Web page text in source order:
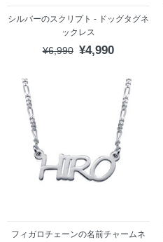
シルバーのスクリプト - ドッグタグネ
ックレス
¥6,990 ¥4,990
フィガロチェーンの名前チャームネ